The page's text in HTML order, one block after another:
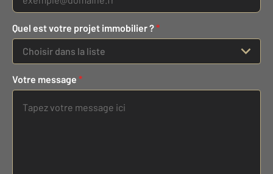
Quel est votre projet immobilier ?*
Choisir dans la liste
Votre message *